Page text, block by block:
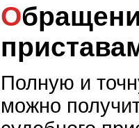
Обращение к судебным
Полную и
можно